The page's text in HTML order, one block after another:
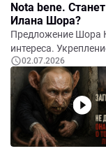
Nota bene.
Илана Шора?
Предложение Шора
интереса.
политического
Повторение
Возможный
02.07.2026